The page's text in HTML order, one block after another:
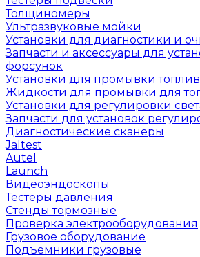
Толщиномеры
Ультразвуковые мойки
Установки для диагностики и
Запчасти и аксессуары для
форсунок
Установки для промывки
Жидкости для промывки для
Установки для регулировки
Запчасти для установок
Диагностические сканеры
Jaltest
Autel
Launch
Видеоэндоскопы
Тестеры давления
Стенды тормозные
Проверка электрооборудования
Грузовое оборудование
Подъемники грузовые